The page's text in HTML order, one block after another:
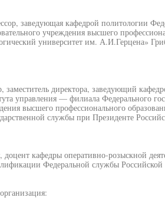
заведующая кафедрой политологии
учреждения высшего
университет им. А.И.Герцена»
заместитель директора, заведующий
управления — филиала Федерального
высшего профессионального
службы при Президенте
кафедры оперативно-розыскной
Федеральной службы